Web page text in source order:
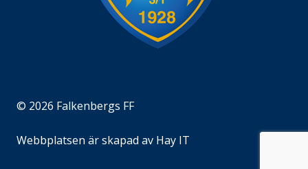
© 2026 Falkenbergs FF
Webbplatsen är skapad av Hay IT